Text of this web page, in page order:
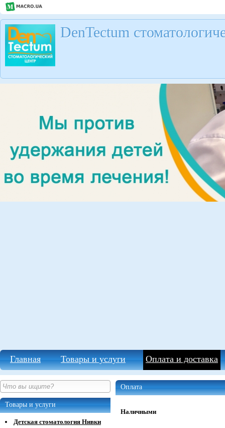
DenTectum
Главная Товары и услуги Оплата и доставка
Товары и услуги
Детская стоматология Нивки
Оплата
Наличными